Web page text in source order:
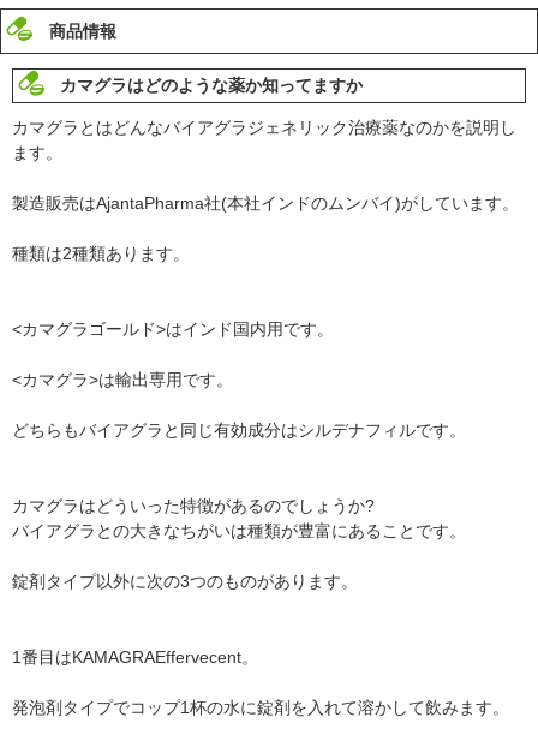
商品情報
カマグラはどのような薬か知ってますか
カマグラとはどんなバイアグラジェネリック治療薬なのかを説明し
ます。
製造販売はAjantaPharma社(本社インドのムンバイ)がしています。
種類は2種類あります。
<カマグラゴールド>はインド国内用です。
<カマグラ>は輸出専用です。
どちらもバイアグラと同じ有効成分はシルデナフィルです。
カマグラはどういった特徴があるのでしょうか?
バイアグラとの大きなちがいは種類が豊富にあることです。
錠剤タイプ以外に次の3つのものがあります。
1番目はKAMAGRAEffervecent。
発泡剤タイプでコップ1杯の水に錠剤を入れて溶かして飲みます。